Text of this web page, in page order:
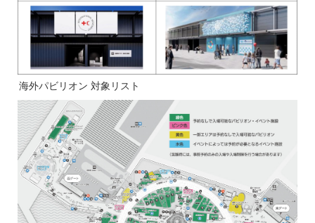
海外パビリオン 対象リスト